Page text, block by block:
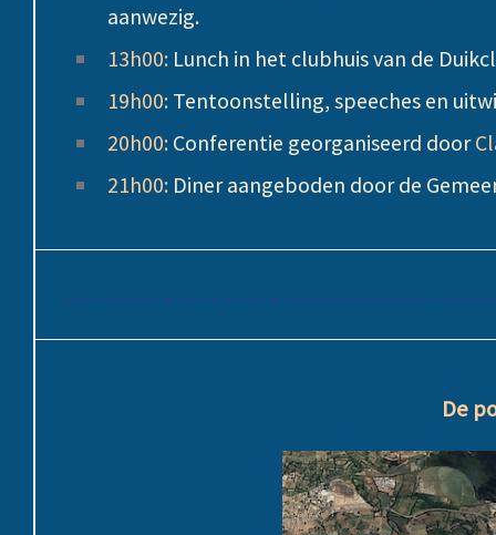
aanwezig.
13h00:Lunch in het clubhuis van de
19h00: Tentoonstelling, speeches en
20h00: Conferentie georganiseerd door
21h00:Diner aangeboden door de
De